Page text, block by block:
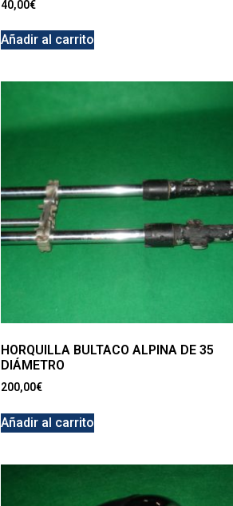
40,00€
Añadir al carrito
HORQUILLA BULTACO ALPINA DE 35
DIÁMETRO
200,00€
Añadir al carrito